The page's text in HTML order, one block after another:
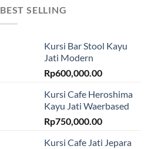
BEST SELLING
Kursi Bar Stool Kayu
Jati Modern
Rp600,000.00
Kursi Cafe Heroshima
Kayu Jati Waerbased
Rp750,000.00
Kursi Cafe Jati Jepara